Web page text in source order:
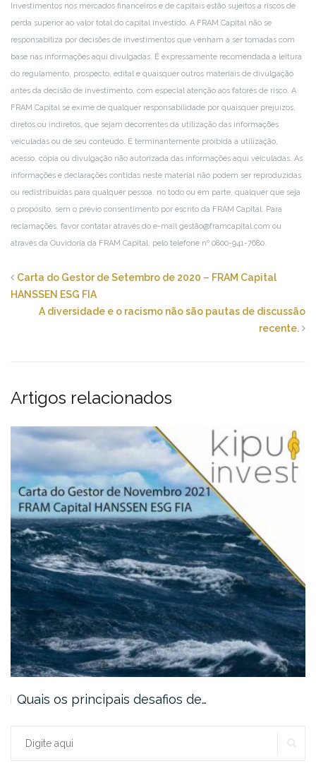
Investimentos nos mercados financeiros e de capitais estão sujeitos a riscos de
perda superior ao valor total do capital investido. A FRAM Capital não se
responsabiliza por decisões de investimentos que venham a ser tomadas com
base nas informações aqui divulgadas. É expressamente recomendada a leitura
do regulamento, prospecto, edital e quaisquer outros materiais de divulgação
antes da decisão de investimento, com especial atenção aos fatores de risco. A
FRAM Capital se exime de qualquer responsabilidade por quaisquer prejuízos,
diretos ou indiretos, que sejam decorrentes da utilização das informações
veiculadas ou de seu conteúdo. É terminantemente proibida a utilização,
acesso, cópia ou divulgação não autorizada das informações aqui veiculadas. As
informações e declarações contidas neste material não podem ser reproduzidas
ou redistribuídas para qualquer pessoa, no todo ou em parte, qualquer que seja
o propósito, sem o prévio consentimento por escrito da FRAM Capital. Para
reclamações, favor contatar através do e-mail gestão@framcapital.com ou
através da Ouvidoria da FRAM Capital, pelo telefone nº 0800-941-7680.
Carta do Gestor de Setembro de 2020 – FRAM Capital
HANSSEN ESG FIA
A diversidade e o racismo não são pautas de discussão
recente.
Artigos relacionados
Quais os principais desafios de…
Procurar: